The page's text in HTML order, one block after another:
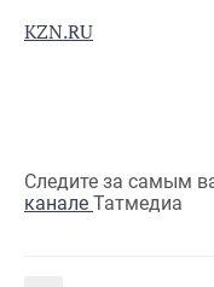
KZN.RU
Следите за самым
канале Татмедиа